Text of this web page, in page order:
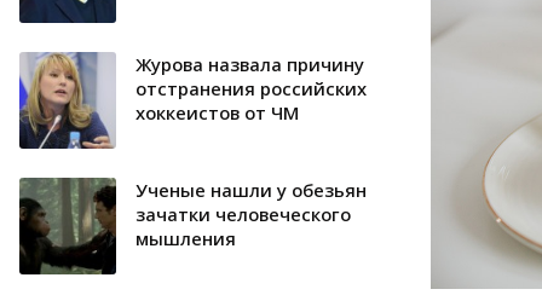
Журова назвала причину
отстранения российских
хоккеистов от ЧМ
Ученые нашли у обезьян
зачатки человеческого
мышления